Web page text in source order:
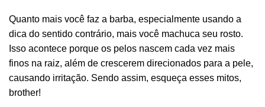
Quanto mais você faz a barba, especialmente usando a
dica do sentido contrário, mais você machuca seu rosto.
Isso acontece porque os pelos nascem cada vez mais
finos na raiz, além de crescerem direcionados para a pele,
causando irritação. Sendo assim, esqueça esses mitos,
brother!